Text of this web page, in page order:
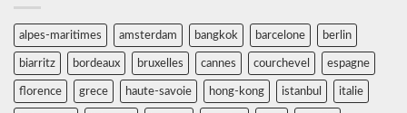
alpes-maritimes amsterdam bangkok barcelone berlin
biarritz bordeaux bruxelles cannes courchevel espagne
florence grece haute-savoie hong-kong istanbul italie